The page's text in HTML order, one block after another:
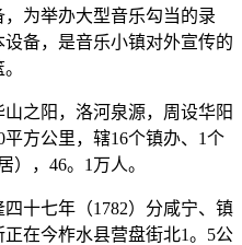
为举办大型音乐勾当的录
备，是音乐小镇对外宣传的
之阳，洛河泉源，周设华阳
方公里，辖16个镇办、1个
），46。1万人。
十七年（1782）分咸宁、镇
在今柞水县营盘街北1。5公